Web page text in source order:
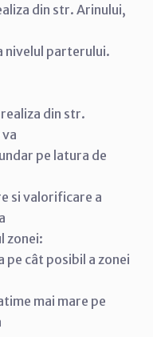
din str. Arinului,
nivelul parterului.
din str.
pe latura de
si valorificare a
zonei:
pe cât posibil a zonei
mai mare pe